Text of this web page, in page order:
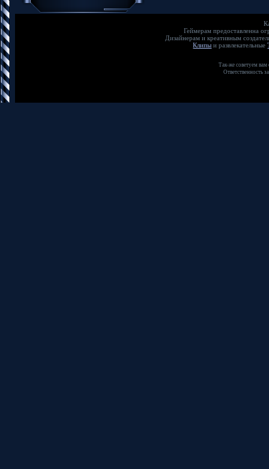
Геймерам предоставленна
Дизайнерам и креативным
Клипы и развлекательные
Так-же советуем
Ответственность